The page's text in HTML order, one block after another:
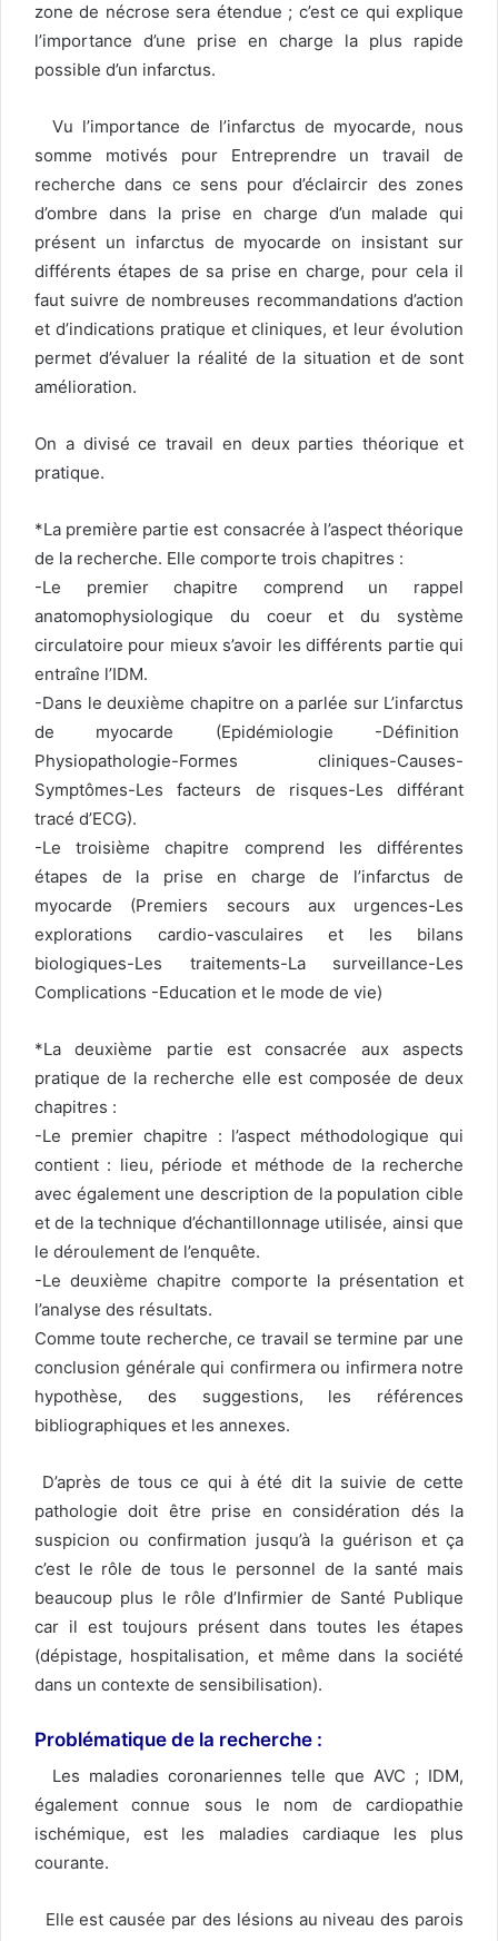
zone de nécrose sera étendue ; c’est ce qui explique
l’importance d’une prise en charge la plus rapide
possible d’un infarctus.
Vu l’importance de l’infarctus de myocarde, nous
somme motivés pour Entreprendre un travail de
recherche dans ce sens pour d’éclaircir des zones
d’ombre dans la prise en charge d’un malade qui
présent un infarctus de myocarde on insistant sur
différents étapes de sa prise en charge, pour cela il
faut suivre de nombreuses recommandations d’action
et d’indications pratique et cliniques, et leur évolution
permet d’évaluer la réalité de la situation et de sont
amélioration.
On a divisé ce travail en deux parties théorique et
pratique.
*La première partie est consacrée à l’aspect théorique
de la recherche. Elle comporte trois chapitres :
-Le premier chapitre comprend un rappel
anatomophysiologique du coeur et du système
circulatoire pour mieux s’avoir les différents partie qui
entraîne l’IDM.
-Dans le deuxième chapitre on a parlée sur L’infarctus
de myocarde (Epidémiologie -Définition
Physiopathologie-Formes cliniques-Causes-
Symptômes-Les facteurs de risques-Les différant
tracé d’ECG).
-Le troisième chapitre comprend les différentes
étapes de la prise en charge de l’infarctus de
myocarde (Premiers secours aux urgences-Les
explorations cardio-vasculaires et les bilans
biologiques-Les traitements-La surveillance-Les
Complications -Education et le mode de vie)
*La deuxième partie est consacrée aux aspects
pratique de la recherche elle est composée de deux
chapitres :
-Le premier chapitre : l’aspect méthodologique qui
contient : lieu, période et méthode de la recherche
avec également une description de la population cible
et de la technique d’échantillonnage utilisée, ainsi que
le déroulement de l’enquête.
-Le deuxième chapitre comporte la présentation et
l’analyse des résultats.
Comme toute recherche, ce travail se termine par une
conclusion générale qui confirmera ou infirmera notre
hypothèse, des suggestions, les références
bibliographiques et les annexes.
D’après de tous ce qui à été dit la suivie de cette
pathologie doit être prise en considération dés la
suspicion ou confirmation jusqu’à la guérison et ça
c’est le rôle de tous le personnel de la santé mais
beaucoup plus le rôle d’Infirmier de Santé Publique
car il est toujours présent dans toutes les étapes
(dépistage, hospitalisation, et même dans la société
dans un contexte de sensibilisation).
Problématique de la recherche :
Les maladies coronariennes telle que AVC ; IDM,
également connue sous le nom de cardiopathie
ischémique, est les maladies cardiaque les plus
courante.
Elle est causée par des lésions au niveau des parois